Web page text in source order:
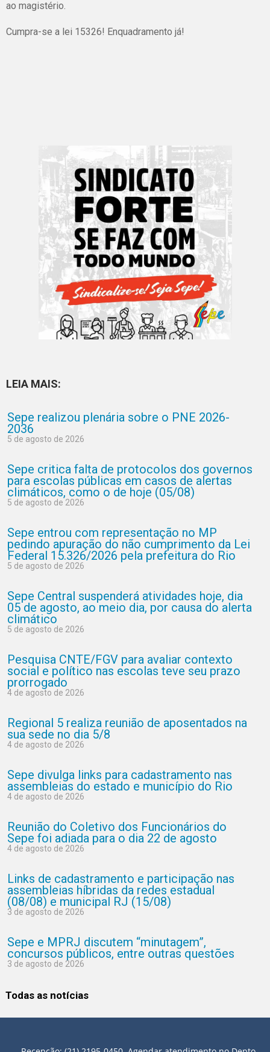
ao magistério.
Cumpra-se a lei 15326! Enquadramento já!
LEIA MAIS:
Sepe realizou plenária sobre o PNE 2026-
2036
5 de agosto de 2026
Sepe critica falta de protocolos dos governos
para escolas públicas em casos de alertas
climáticos, como o de hoje (05/08)
5 de agosto de 2026
Sepe entrou com representação no MP
pedindo apuração do não cumprimento da Lei
Federal 15.326/2026 pela prefeitura do Rio
5 de agosto de 2026
Sepe Central suspenderá atividades hoje, dia
05 de agosto, ao meio dia, por causa do alerta
climático
5 de agosto de 2026
Pesquisa CNTE/FGV para avaliar contexto
social e político nas escolas teve seu prazo
prorrogado
4 de agosto de 2026
Regional 5 realiza reunião de aposentados na
sua sede no dia 5/8
4 de agosto de 2026
Sepe divulga links para cadastramento nas
assembleias do estado e município do Rio
4 de agosto de 2026
Reunião do Coletivo dos Funcionários do
Sepe foi adiada para o dia 22 de agosto
4 de agosto de 2026
Links de cadastramento e participação nas
assembleias híbridas da redes estadual
(08/08) e municipal RJ (15/08)
3 de agosto de 2026
Sepe e MPRJ discutem “minutagem”,
concursos públicos, entre outras questões
3 de agosto de 2026
Todas as notícias